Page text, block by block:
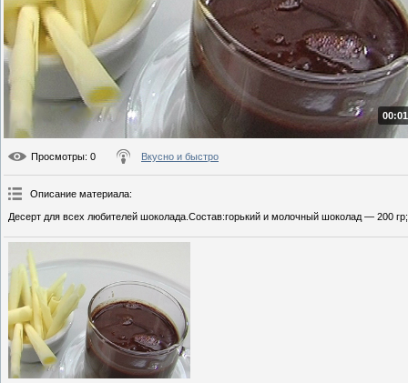
Просмотры: 0 Вкусно и быстро
Описание материала:
Десерт для всех любителей шоколада.Состав:горький и молочный шоколад — 200